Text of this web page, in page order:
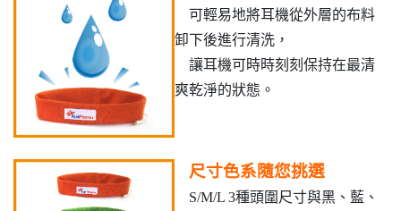
可輕易地將耳機從外層的布料
卸下後進行清洗，
讓耳機可時時刻刻保持在最清
爽乾淨的狀態。
尺寸色系隨您挑選
S/M/L 3種頭圍尺寸與黑、藍、